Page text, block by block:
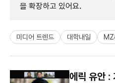
을 확장하고 있어요.
미디어 트렌드 대학내일 MZ
에릭 유안